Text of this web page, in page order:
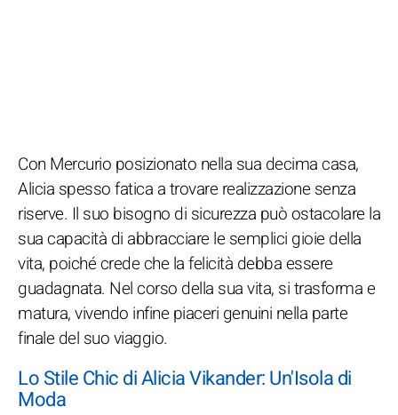
Con Mercurio posizionato nella sua decima casa,
Alicia spesso fatica a trovare realizzazione senza
riserve. Il suo bisogno di sicurezza può ostacolare la
sua capacità di abbracciare le semplici gioie della
vita, poiché crede che la felicità debba essere
guadagnata. Nel corso della sua vita, si trasforma e
matura, vivendo infine piaceri genuini nella parte
finale del suo viaggio.
Lo Stile Chic di Alicia Vikander: Un'Isola di
Moda